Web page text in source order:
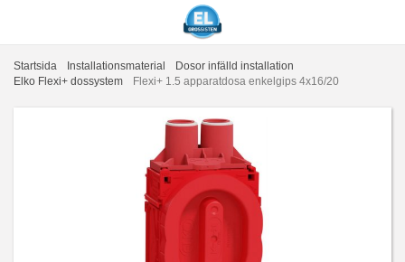
Startsida Installationsmaterial
Dosor infälld installation
Elko Flexi+ dossystem
Flexi+ 1.5 apparatdosa enkelgips 4x16/20